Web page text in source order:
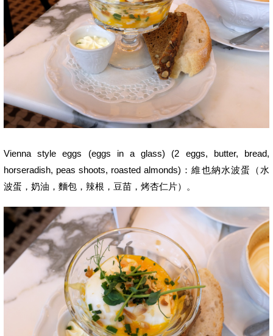
Vienna style eggs (eggs in a glass) (2 eggs, butter, bread,
horseradish, peas shoots, roasted almonds)：維也納水波蛋（水
波蛋，奶油，麵包，辣根，豆苗，烤杏仁片）。